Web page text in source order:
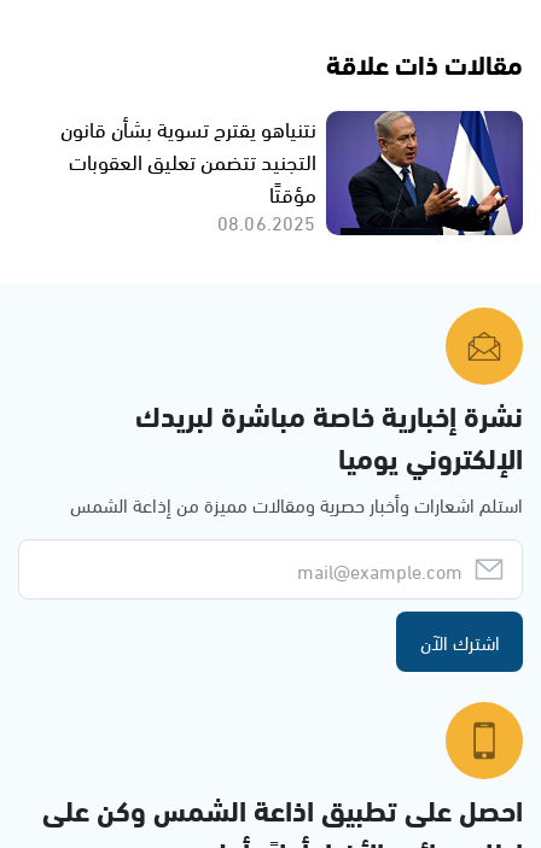
مقالات ذات علاقة
نتنياهو يقترح تسوية بشأن قانون
التجنيد تتضمن تعليق العقوبات
مؤقتًا
08.06.2025
نشرة إخبارية خاصة مباشرة لبريدك
الإلكتروني يوميا
استلم اشعارات وأخبار حصرية ومقالات مميزة من إذاعة الشمس
اشترك الآن
احصل على تطبيق اذاعة الشمس وكن على